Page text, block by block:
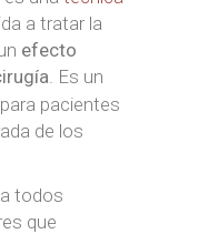
a tratar la
efecto
. Es un
pacientes
de los
todos
que